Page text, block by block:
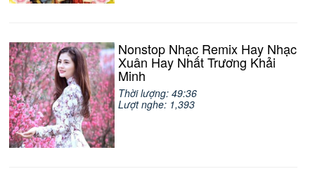
Nonstop Nhạc Remix Hay Nhạc
Xuân Hay Nhất Trương Khải
Minh
Thời lượng: 49:36
Lượt nghe: 1,393